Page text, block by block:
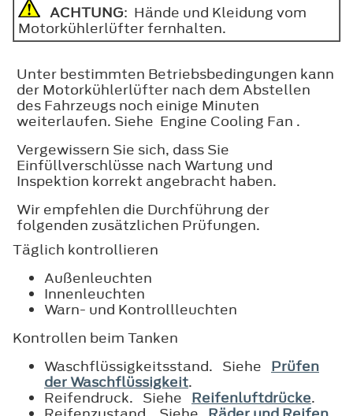
ACHTUNG: Hände und Kleidung vom
Motorkühlerlüfter fernhalten.
Unter bestimmten Betriebsbedingungen kann
der Motorkühlerlüfter nach dem Abstellen
des Fahrzeugs noch einige Minuten
weiterlaufen. Siehe Engine Cooling Fan .
Vergewissern Sie sich, dass Sie
Einfüllverschlüsse nach Wartung und
Inspektion korrekt angebracht haben.
Wir empfehlen die Durchführung der
folgenden zusätzlichen Prüfungen.
Täglich kontrollieren
Außenleuchten
Innenleuchten
Warn- und Kontrollleuchten
Kontrollen beim Tanken
Waschflüssigkeitsstand. Siehe Prüfen
der Waschflüssigkeit.
Reifendruck. Siehe Reifenluftdrücke.